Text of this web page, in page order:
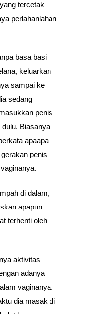
tercetak
perlahanlahan
basa basi
keluarkan
sampai ke
sedang
penis
dulu. Biasanya
apaapa
penis
di dalam,
apapun
terhenti oleh
aktivitas
adanya
vaginanya.
dia masak di